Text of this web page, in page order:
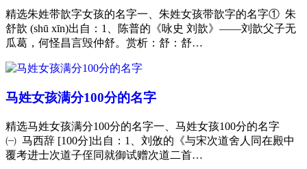
精选朱姓带歆字女孩的名字一、朱姓女孩带歆字的名字① 朱
舒歆 (shū xīn)出自：1、陈普的《咏史 刘歆》——刘歆父子无
瓜葛，何怪昌言毁仲舒。赏析：舒：舒…
马姓女孩满分100分的名字
精选马姓女孩满分100分的名字一、马姓女孩100分的名字
㈠ 马西辞 [100分]出自：1、刘攽的《与宋次道舍人同在殿中
覆考进士次道子侄同就御试赠次道二首…